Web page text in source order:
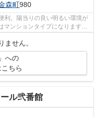
森町980
利。陽当りの良い明るい環境が
マンションタイプになります。
ません。
への
ちら
ル弐番館